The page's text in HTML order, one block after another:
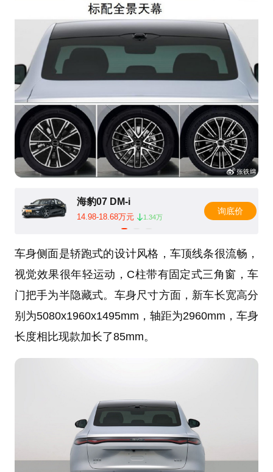
海豹07 DM-i
14.98-18.68万元 1.34万
询底价
车身侧面是轿跑式的设计风格，车顶线条很流畅，
视觉效果很年轻运动，C柱带有固定式三角窗，车
门把手为半隐藏式。车身尺寸方面，新车长宽高分
别为5080x1960x1495mm，轴距为2960mm，车身
长度相比现款加长了85mm。